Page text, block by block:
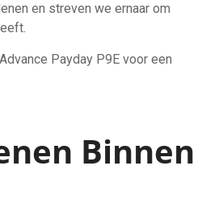
en streven we ernaar om
Payday P9E voor een
Binnen